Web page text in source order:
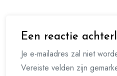
Een reactie
Je e-mailadres zal niet
Vereiste velden zijn